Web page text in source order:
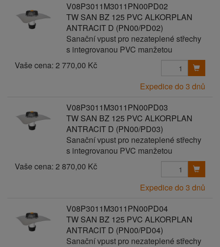
V08P3011M3011PN00PD02
TW SAN BZ 125 PVC ALKORPLAN
ANTRACIT D (PN00/PD02)
Sanační vpust pro nezateplené střechy
s integrovanou PVC manžetou
Vaše cena: 2 770,00 Kč
Expedice do 3 dnů
V08P3011M3011PN00PD03
TW SAN BZ 125 PVC ALKORPLAN
ANTRACIT D (PN00/PD03)
Sanační vpust pro nezateplené střechy
s integrovanou PVC manžetou
Vaše cena: 2 870,00 Kč
Expedice do 3 dnů
V08P3011M3011PN00PD04
TW SAN BZ 125 PVC ALKORPLAN
ANTRACIT D (PN00/PD04)
Sanační vpust pro nezateplené střechy